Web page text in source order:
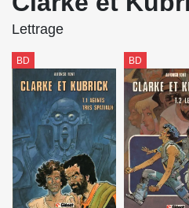
Lettrage
BD BD